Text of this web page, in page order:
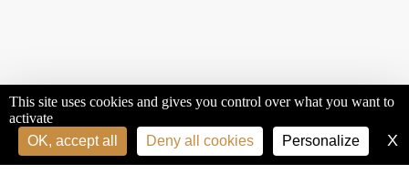
This site uses cookies and gives you control over what you want to
activate
OK, accept all
Deny all cookies Personalize X